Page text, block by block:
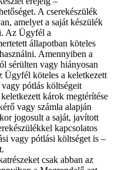
A cserekészülék
amelyet a saját készülék
Az Ügyfél a
állapotban köteles
Amennyiben a
sérülten vagy hiányosan
Ügyfél köteles a keletkezett
pótlás költségeit
károk megtérítése
vagy számla alapján
jogosult a saját, javított
kapcsolatos
vagy pótlási költséget is –
csak abban az